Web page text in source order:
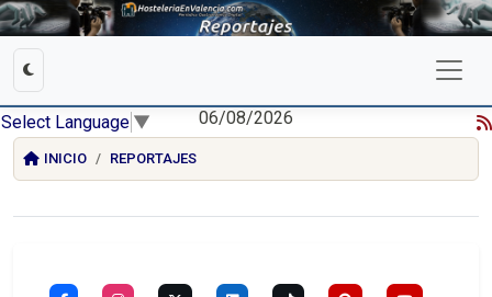
Select Language ▼ 06/08/2026
INICIO REPORTAJES